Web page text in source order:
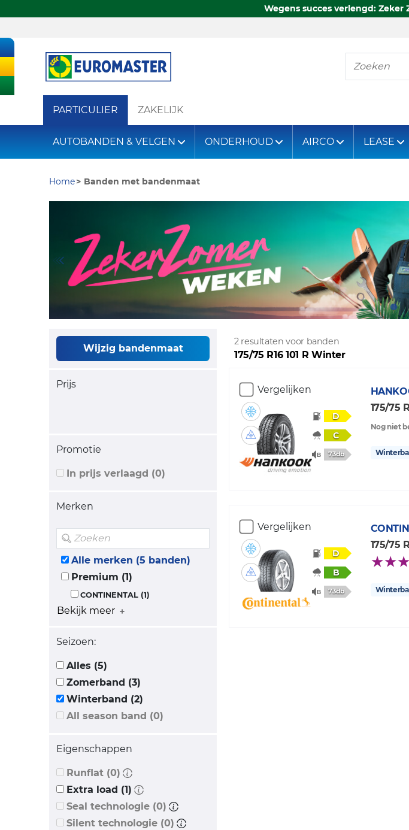
Wegens succes verlengd:
Zoeken
PARTICULIER ZAKELIJK
AUTOBANDEN & VELGEN ONDERHOUD AIRCO LEASE
Home Banden met bandenmaat
Wijzig bandenmaat
Prijs
Promotie
In prijs verlaagd (0)
Merken
Alle merken (5 banden)
Premium (1)
CONTINENTAL (1)
Bekijk meer
Seizoen:
Alles (5)
Zomerband (3)
Winterband (2)
All season band (0)
Eigenschappen
Runflat (0)
Extra load (1)
Seal technologie (0)
Silent technologie (0)
2 resultaten voor banden
175/75 R16 101 R Winter
Vergelijken
D
C
73db
175/75
Nog niet
Vergelijken
D
B
73db
175/75